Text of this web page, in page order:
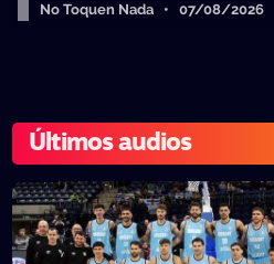
No Toquen Nada • 07/08/2026
Últimos audios